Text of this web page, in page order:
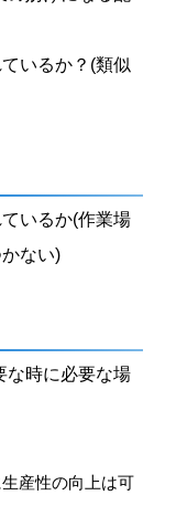
いるか？(類似
いるか(作業場
ない)
な時に必要な場
産性の向上は可